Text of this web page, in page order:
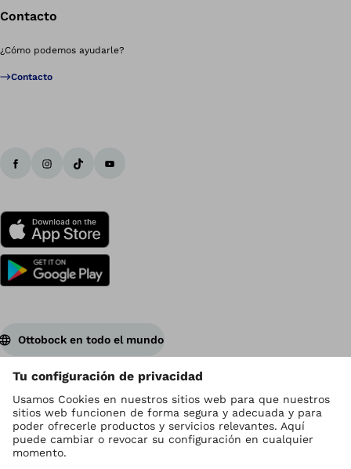
Contacto
¿Cómo podemos ayudarle?
Contacto
Ottobock en todo el mundo
Los derechos de autor son propiedad de Ottobock
Configuración de cookies